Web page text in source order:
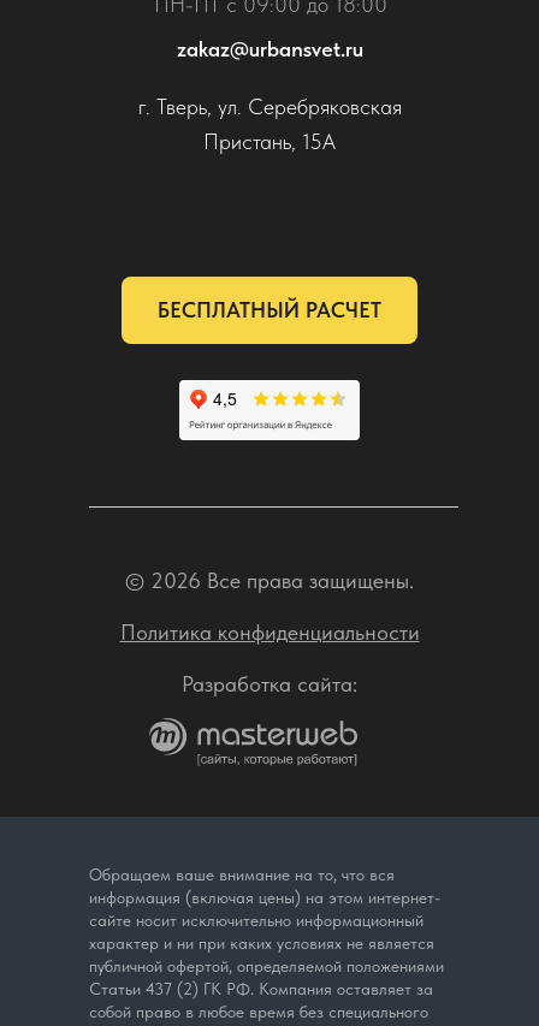
г. Тверь, ул. Серебряковская
Пристань, 15А
БЕСПЛАТНЫЙ РАСЧЕТ
© 2026 Все права защищены.
Разработка сайта:
Политика конфиденциальности
zakaz@urbansvet.ru
Обращаем ваше внимание на то, что вся
информация (включая цены) на этом интернет-
сайте носит исключительно информационный
характер и ни при каких условиях не является
публичной офертой, определяемой положениями
Статьи 437 (2) ГК РФ. Компания оставляет за
собой право в любое время без специального